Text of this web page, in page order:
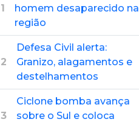
1
homem desaparecido na
região
2
Defesa Civil alerta:
Granizo, alagamentos e
destelhamentos
3
Ciclone bomba avança
sobre o Sul e coloca